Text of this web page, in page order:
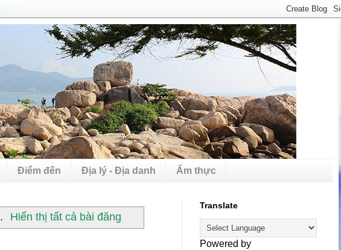
Điểm đến Địa lý - Địa danh Ẩm thực
. Hiển thị tất cả bài đăng
Translate
Powered by